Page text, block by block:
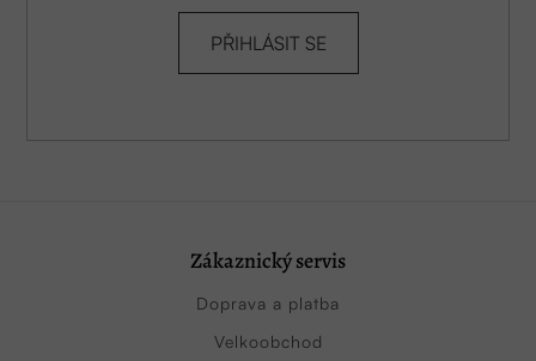
PŘIHLÁSIT SE
Zákaznický servis
Doprava a platba
Velkoobchod